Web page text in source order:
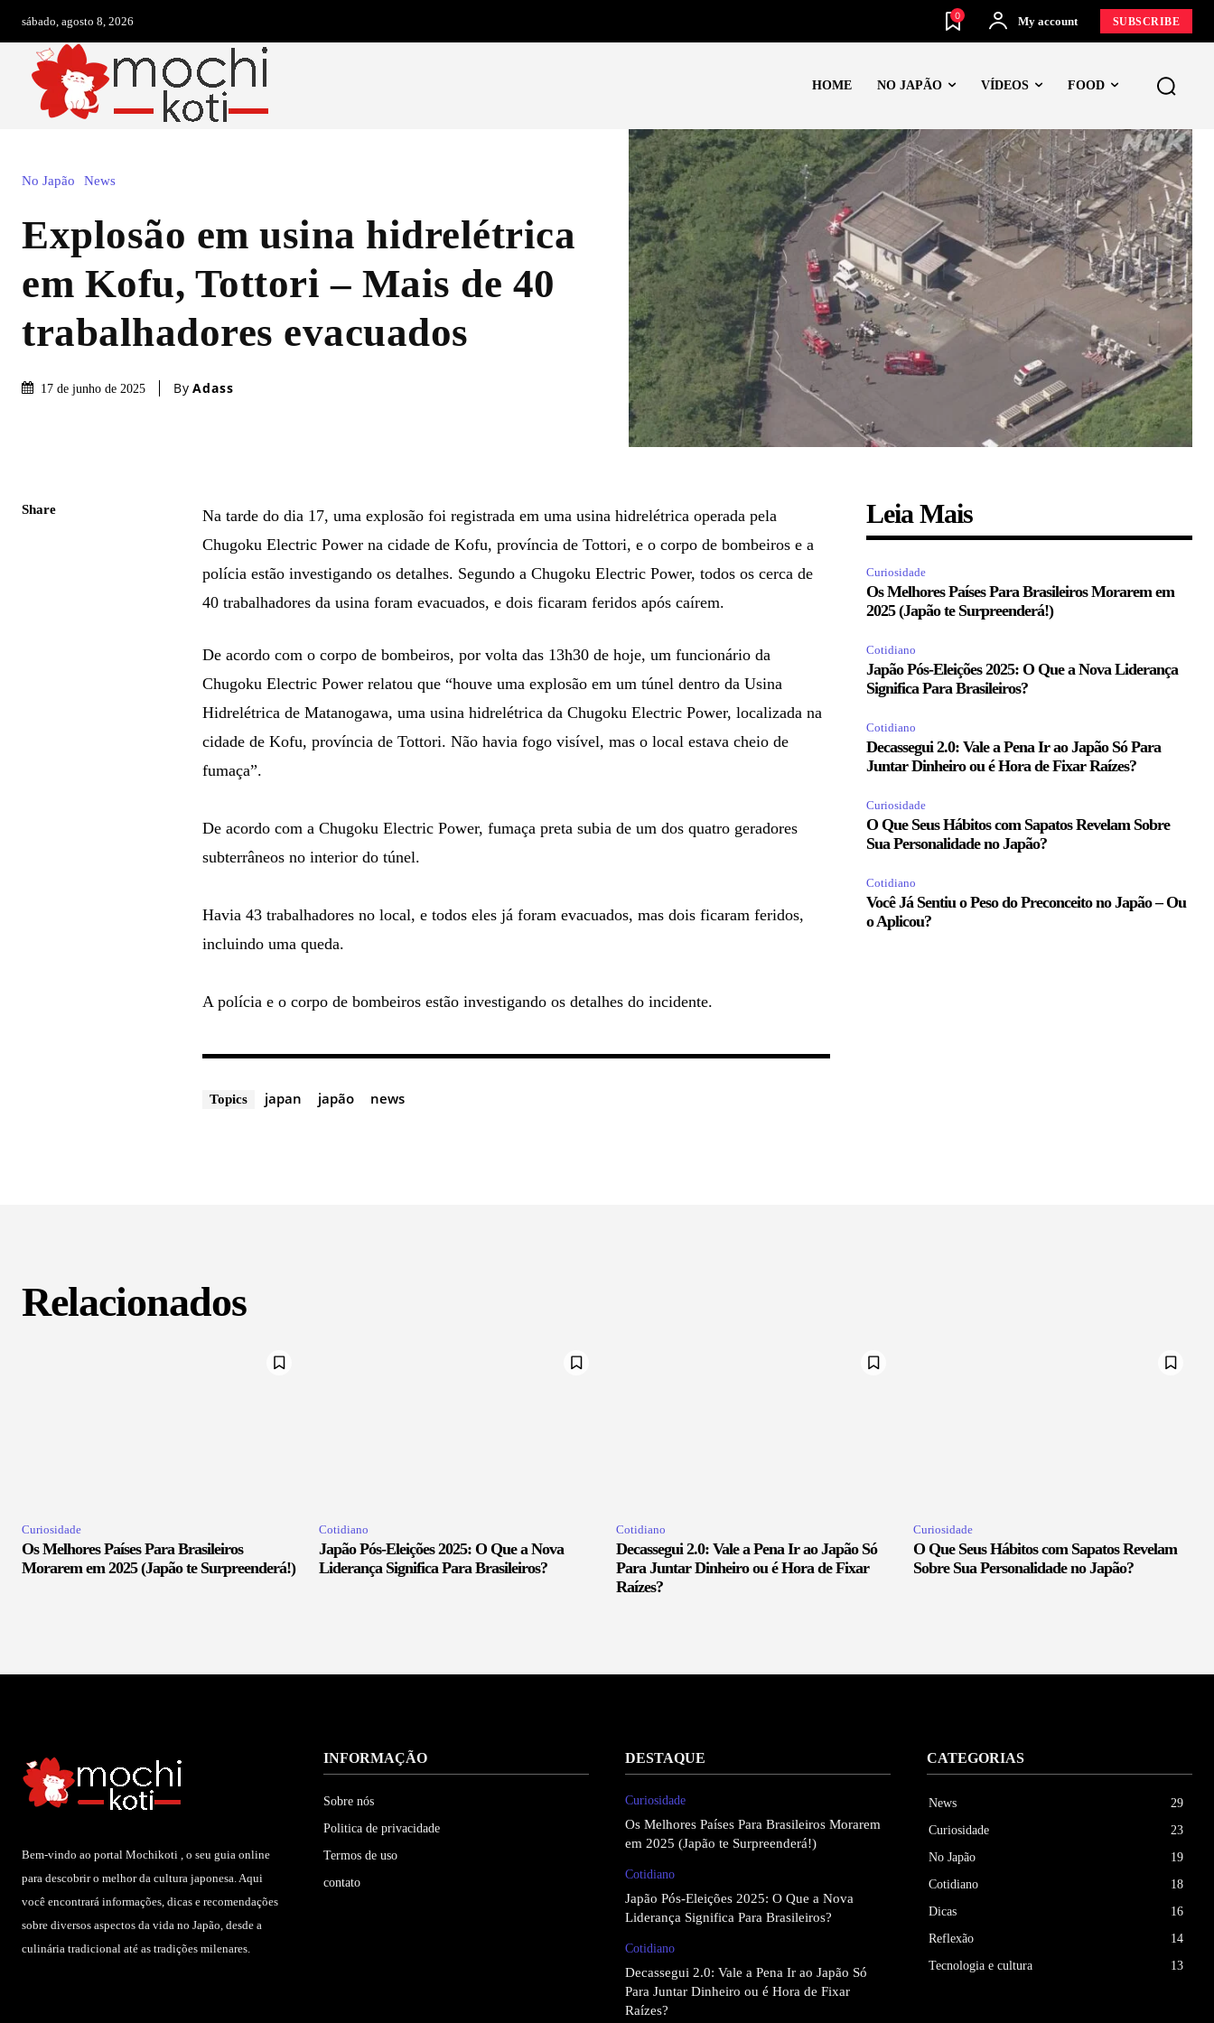
sábado, agosto 8, 2026 0 My account SUBSCRIBE
HOME NO JAPÃO VÍDEOS FOOD
No Japão News
Explosão em usina hidrelétrica
em Kofu, Tottori – Mais de 40
trabalhadores evacuados
17 de junho de 2025 By Adass
Share
Na tarde do dia 17, uma explosão foi registrada em uma usina hidrelétrica operada pela
Chugoku Electric Power na cidade de Kofu, província de Tottori, e o corpo de bombeiros e a
polícia estão investigando os detalhes. Segundo a Chugoku Electric Power, todos os cerca de
40 trabalhadores da usina foram evacuados, e dois ficaram feridos após caírem.
De acordo com o corpo de bombeiros, por volta das 13h30 de hoje, um funcionário da
Chugoku Electric Power relatou que “houve uma explosão em um túnel dentro da Usina
Hidrelétrica de Matanogawa, uma usina hidrelétrica da Chugoku Electric Power, localizada na
cidade de Kofu, província de Tottori. Não havia fogo visível, mas o local estava cheio de
fumaça”.
De acordo com a Chugoku Electric Power, fumaça preta subia de um dos quatro geradores
subterrâneos no interior do túnel.
Havia 43 trabalhadores no local, e todos eles já foram evacuados, mas dois ficaram feridos,
incluindo uma queda.
A polícia e o corpo de bombeiros estão investigando os detalhes do incidente.
Topics japan japão news
Leia Mais
Curiosidade
Os Melhores Países Para Brasileiros Morarem em
2025 (Japão te Surpreenderá!)
Cotidiano
Japão Pós-Eleições 2025: O Que a Nova Liderança
Significa Para Brasileiros?
Cotidiano
Decassegui 2.0: Vale a Pena Ir ao Japão Só Para
Juntar Dinheiro ou é Hora de Fixar Raízes?
Curiosidade
O Que Seus Hábitos com Sapatos Revelam Sobre
Sua Personalidade no Japão?
Cotidiano
Você Já Sentiu o Peso do Preconceito no Japão – Ou
o Aplicou?
Relacionados
Curiosidade
Os Melhores Países Para Brasileiros
Morarem em 2025 (Japão te Surpreenderá!)
Cotidiano
Japão Pós-Eleições 2025: O Que a Nova
Liderança Significa Para Brasileiros?
Cotidiano
Decassegui 2.0: Vale a Pena Ir ao Japão Só
Para Juntar Dinheiro ou é Hora de Fixar
Raízes?
Curiosidade
O Que Seus Hábitos com Sapatos Revelam
Sobre Sua Personalidade no Japão?
Bem-vindo ao portal Mochikoti , o seu guia online
para descobrir o melhor da cultura japonesa. Aqui
você encontrará informações, dicas e recomendações
sobre diversos aspectos da vida no Japão, desde a
culinária tradicional até as tradições milenares.
INFORMAÇÃO
Sobre nós
Politica de privacidade
Termos de uso
contato
DESTAQUE
Curiosidade
Os Melhores Países Para Brasileiros Morarem
em 2025 (Japão te Surpreenderá!)
Cotidiano
Japão Pós-Eleições 2025: O Que a Nova
Liderança Significa Para Brasileiros?
Cotidiano
Decassegui 2.0: Vale a Pena Ir ao Japão Só
Para Juntar Dinheiro ou é Hora de Fixar
Raízes?
CATEGORIAS
News
29
Curiosidade
23
No Japão
19
Cotidiano
18
Dicas
16
Reflexão
14
Tecnologia e cultura
13